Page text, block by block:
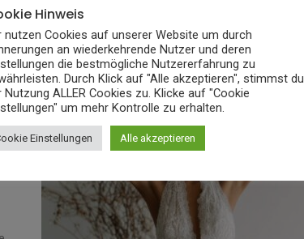
Hinweis
nutzen Cookies auf unserer Website um durch
an wiederkehrende Nutzer und deren
die bestmögliche Nutzererfahrung zu
Durch Klick auf "Alle akzeptieren", stimmst du
Nutzung ALLER Cookies zu. Klicke auf "Cookie
um mehr Kontrolle zu erhalten.
Einstellungen Alle akzeptieren